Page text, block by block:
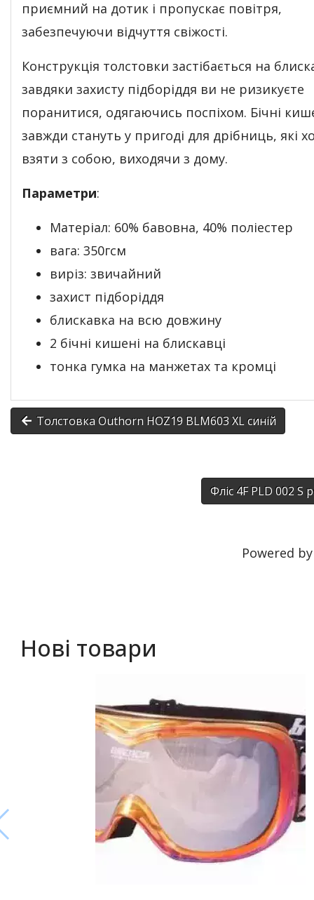
приємний на дотик і пропускає повітря,
забезпечуючи відчуття свіжості.
Конструкція толстовки застібається на
завдяки захисту підборіддя ви не ризикуєте
поранитися, одягаючись поспіхом. Бічні
завжди стануть у пригоді для дрібниць, які
взяти з собою, виходячи з дому.
Параметри:
Матеріал: 60% бавовна, 40% поліестер
вага: 350гсм
виріз: звичайний
захист підборіддя
блискавка на всю довжину
2 бічні кишені на блискавці
тонка гумка на манжетах та кромці
Толстовка Outhorn HOZ19 BLM603 XL синій
Фліс 4F PLD 002
Powered
Нові товари